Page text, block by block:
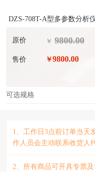
DZS-708T-A型多参数分析
原价 ￥ 9800.00
售价 ￥9800.00
可选规格
1、工作日3点前订单当天
作人员会主动联系收货人
2、所有商品可开具专票